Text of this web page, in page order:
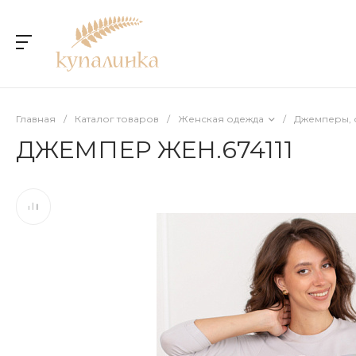
Главная / Каталог товаров / Женская одежда / Джемперы,
ДЖЕМПЕР ЖЕН.674111